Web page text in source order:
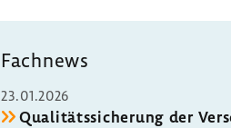
Fach­news
23.01.2026
Quali­täts­si­che­rung der